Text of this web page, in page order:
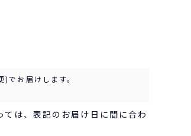
)でお届けします。
は、表記のお届け日に間に合わ